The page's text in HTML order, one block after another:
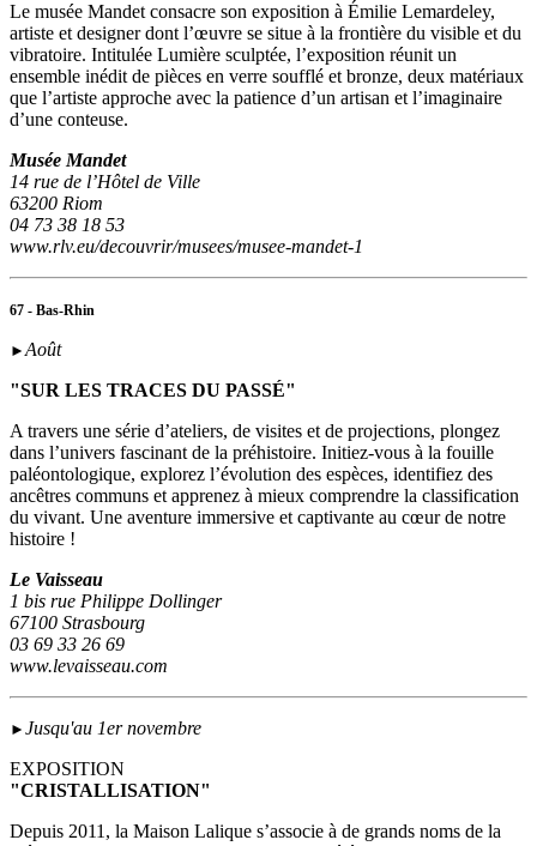
Le musée Mandet consacre son exposition à Émilie Lemardeley,
artiste et designer dont l’œuvre se situe à la frontière du visible et du
vibratoire. Intitulée Lumière sculptée, l’exposition réunit un
ensemble inédit de pièces en verre soufflé et bronze, deux matériaux
que l’artiste approche avec la patience d’un artisan et l’imaginaire
d’une conteuse.
Musée Mandet
14 rue de l’Hôtel de Ville
63200 Riom
04 73 38 18 53
www.rlv.eu/decouvrir/musees/musee-mandet-1
67 - Bas-Rhin
►Août
"SUR LES TRACES DU PASSÉ"
A travers une série d’ateliers, de visites et de projections, plongez
dans l’univers fascinant de la préhistoire. Initiez-vous à la fouille
paléontologique, explorez l’évolution des espèces, identifiez des
ancêtres communs et apprenez à mieux comprendre la classification
du vivant. Une aventure immersive et captivante au cœur de notre
histoire !
Le Vaisseau
1 bis rue Philippe Dollinger
67100 Strasbourg
03 69 33 26 69
www.levaisseau.com
► Jusqu'au 1er novembre
EXPOSITION
"CRISTALLISATION"
Depuis 2011, la Maison Lalique s’associe à de grands noms de la